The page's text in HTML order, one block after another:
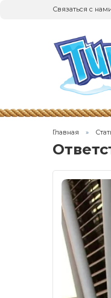
Связаться с
Главная